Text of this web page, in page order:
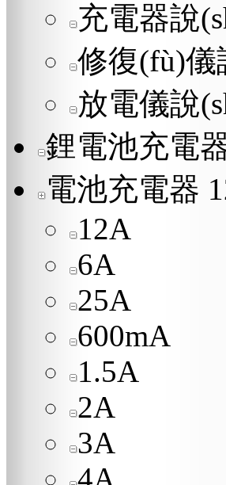
充電器說
修復(fù)儀
放電儀說
鋰電池充電
電池充電器
12A
6A
25A
600mA
1.5A
2A
3A